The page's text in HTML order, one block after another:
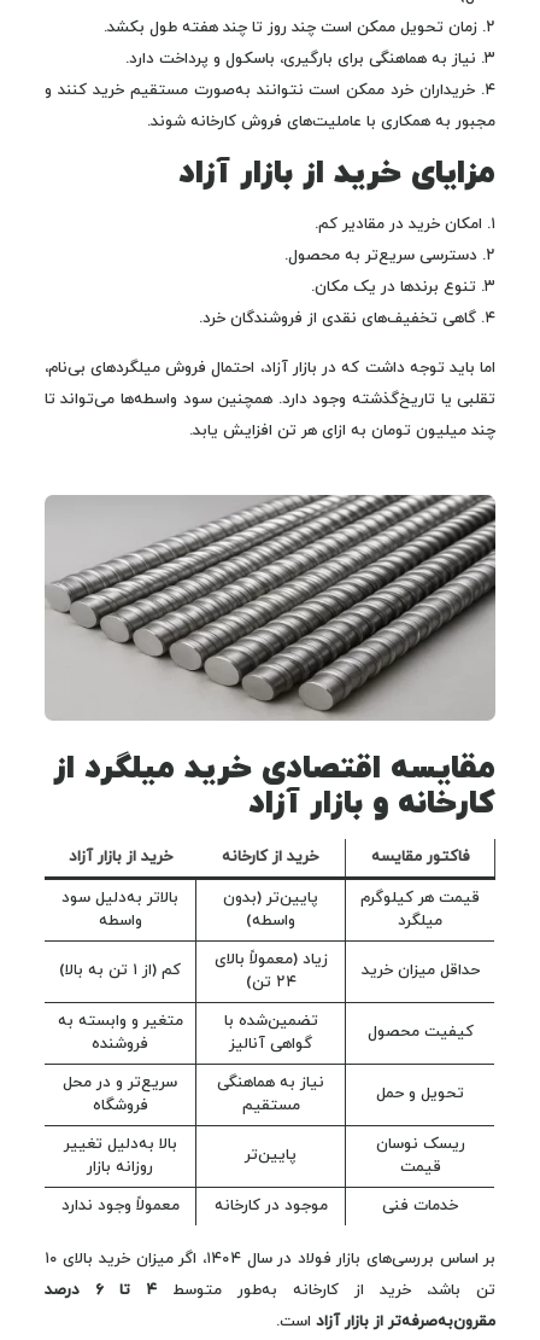
۲. زمان تحویل ممکن است چند روز تا چند هفته طول بکشد.
۳. نیاز به هماهنگی برای بارگیری، باسکول و پرداخت دارد.
۴. خریداران خرد ممکن است نتوانند به‌صورت مستقیم خرید کنند و
مجبور به همکاری با عاملیت‌های فروش کارخانه شوند.
مزایای خرید از بازار آزاد
۱. امکان خرید در مقادیر کم.
۲. دسترسی سریع‌تر به محصول.
۳. تنوع برندها در یک مکان.
۴. گاهی تخفیف‌های نقدی از فروشندگان خرد.
اما باید توجه داشت که در بازار آزاد، احتمال فروش میلگردهای بی‌نام،
تقلبی یا تاریخ‌گذشته وجود دارد. همچنین سود واسطه‌ها می‌تواند تا
چند میلیون تومان به ازای هر تن افزایش یابد.
مقایسه اقتصادی خرید میلگرد از
کارخانه و بازار آزاد
فاکتور مقایسه خرید از کارخانه
خرید از بازار آزاد
قیمت هر کیلوگرم
میلگرد
پایین‌تر (بدون
واسطه)
بالاتر به‌دلیل سود
واسطه
حداقل میزان خرید
زیاد (معمولاً بالای
۲۴ تن)
کم (از ۱ تن به بالا)
کیفیت محصول
تضمین‌شده با
گواهی آنالیز
متغیر و وابسته به
فروشنده
تحویل و حمل
نیاز به هماهنگی
مستقیم
سریع‌تر و در محل
فروشگاه
ریسک نوسان
قیمت
پایین‌تر
بالا به‌دلیل تغییر
روزانه بازار
خدمات فنی
موجود در کارخانه معمولاً وجود ندارد
بر اساس بررسی‌های بازار فولاد در سال ۱۴۰۴، اگر میزان خرید بالای ۱۰
تن باشد، خرید از کارخانه به‌طور متوسط
۴ تا ۶ درصد
مقرون‌به‌صرفه‌تر از بازار آزاداست.